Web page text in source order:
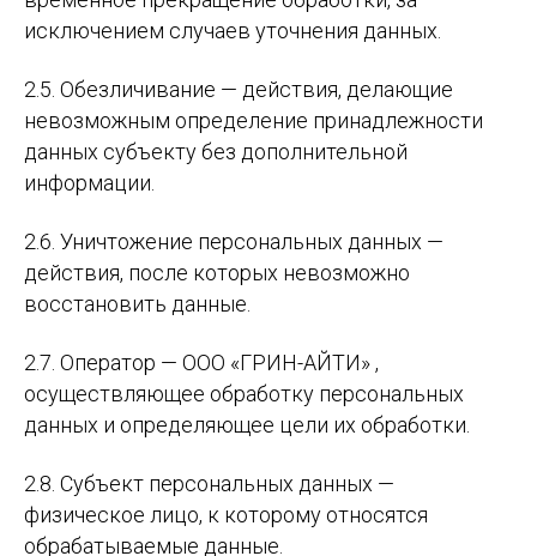
исключением случаев уточнения данных.
2.5. Обезличивание — действия, делающие
невозможным определение принадлежности
данных субъекту без дополнительной
информации.
2.6. Уничтожение персональных данных —
действия, после которых невозможно
восстановить данные.
2.7. Оператор — ООО «ГРИН-АЙТИ» ,
осуществляющее обработку персональных
данных и определяющее цели их обработки.
2.8. Субъект персональных данных —
физическое лицо, к которому относятся
обрабатываемые данные.